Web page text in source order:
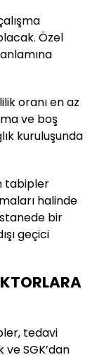
Özel
oranı en az
ve boş
kuruluşunda
tabipler
halinde
bir
geçici
tedavi
SGK’dan